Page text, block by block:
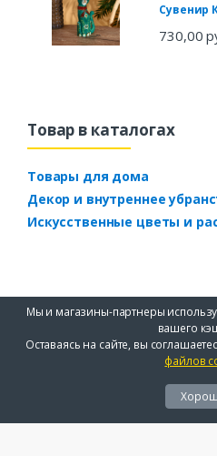
Сувенир
730,00
Товар в каталогах
Товары для дома
Декор и внутреннее
Искусственные цветы и
Мы и магазины-партнеры
вашего
Оставаясь на сайте, вы
файлов